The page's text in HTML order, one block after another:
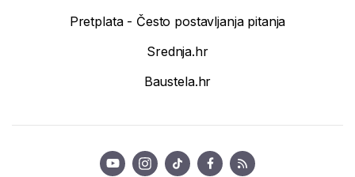
Pretplata - Često postavljanja pitanja
Srednja.hr
Baustela.hr